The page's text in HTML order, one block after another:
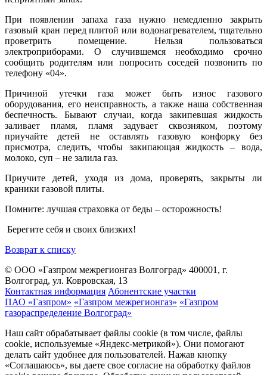
При появлении запаха газа нужно немедленно закрыть
газовый кран перед плитой или водонагревателем, тщательно
проветрить помещение. Нельзя пользоваться
электроприборами. О случившемся необходимо срочно
сообщить родителям или попросить соседей позвонить по
телефону «04».
Причиной утечки газа может быть износ газового
оборудования, его неисправность, а также наша собственная
беспечность. Бывают случаи, когда закипевшая жидкость
заливает пламя, пламя задувает сквозняком, поэтому
приучайте детей не оставлять газовую конфорку без
присмотра, следить, чтобы закипающая жидкость – вода,
молоко, суп – не залила газ.
Приучите детей, уходя из дома, проверять, закрыты ли
краники газовой плиты.
Помните: лучшая страховка от беды – осторожность!
Берегите себя и своих близких!
Возврат к списку
© ООО «Газпром межрегионгаз Волгоград» 400001, г.
Волгоград, ул. Ковровская, 13
Контактная информация Абонентские участки
ПАО «Газпром» «Газпром межрегионгаз» «Газпром
газораспределение Волгоград»
Наш сайт обрабатывает файлы cookie (в том числе, файлы
cookie, используемые «Яндекс-метрикой»). Они помогают
делать сайт удобнее для пользователей. Нажав кнопку
«Соглашаюсь», вы даете свое согласие на обработку файлов